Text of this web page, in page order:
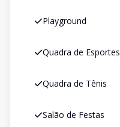
Playground
Quadra de Esportes
Quadra de Tênis
Salão de Festas